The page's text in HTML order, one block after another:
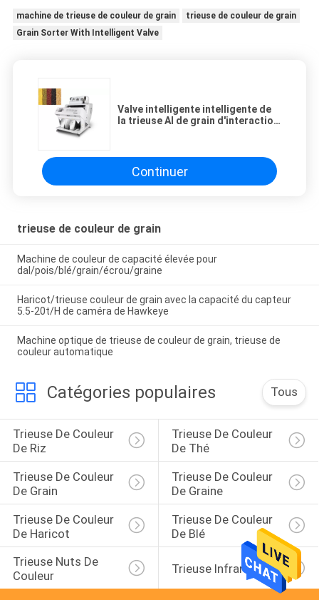
machine de trieuse de couleur de grain
trieuse de couleur de grain
Grain Sorter With Intelligent Valve
Valve intelligente intelligente de
la trieuse AI de grain d'interaction
Continuer
trieuse de couleur de grain
Machine de couleur de capacité élevée pour
dal/pois/blé/grain/écrou/graine
Haricot/trieuse couleur de grain avec la capacité du capteur
5.5-20t/H de caméra de Hawkeye
Machine optique de trieuse de couleur de grain, trieuse de
couleur automatique
Catégories populaires Tous
Trieuse De Couleur
De Riz
Trieuse De Couleur
De Thé
Trieuse De Couleur
De Grain
Trieuse De Couleur
De Graine
Trieuse De Couleur
De Haricot
Trieuse De Couleur
De Blé
Trieuse Nuts De
Couleur
Trieuse Infrarouge